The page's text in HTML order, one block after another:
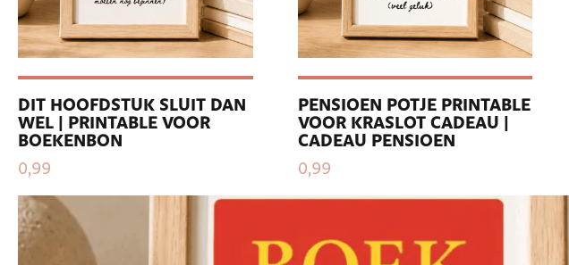
DIT HOOFDSTUK SLUIT DAN
WEL | PRINTABLE VOOR
BOEKENBON
0,99
PENSIOEN POTJE PRINTABLE
VOOR KRASLOT CADEAU |
CADEAU PENSIOEN
0,99